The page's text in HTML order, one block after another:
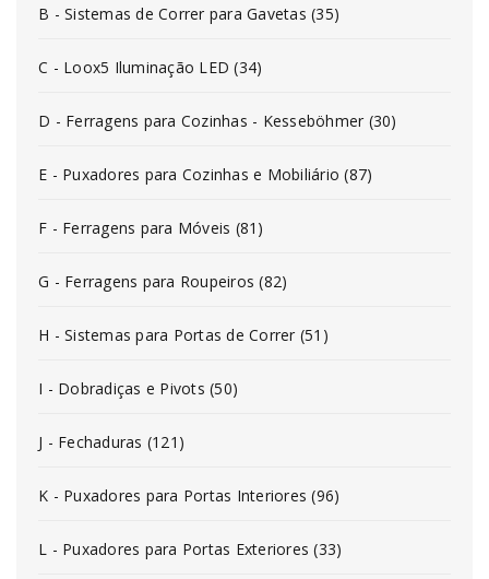
B - Sistemas de Correr para Gavetas (35)
C - Loox5 Iluminação LED (34)
D - Ferragens para Cozinhas - Kesseböhmer (30)
E - Puxadores para Cozinhas e Mobiliário (87)
F - Ferragens para Móveis (81)
G - Ferragens para Roupeiros (82)
H - Sistemas para Portas de Correr (51)
I - Dobradiças e Pivots (50)
J - Fechaduras (121)
K - Puxadores para Portas Interiores (96)
L - Puxadores para Portas Exteriores (33)